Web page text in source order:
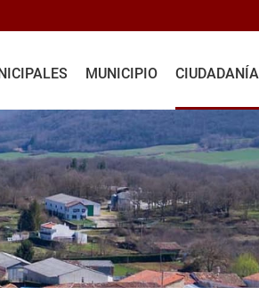
MUNICIPIO CIUDADANÍA